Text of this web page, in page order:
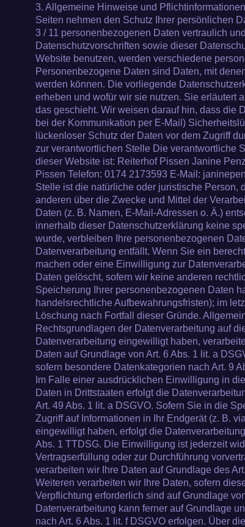
3. Allgemeine Hinweise und
Seiten nehmen den Schutz Ihrer persönlichen
3 / 11 personenbezogenen Daten vertraulich
Datenschutzvorschriften sowie dieser
Website benutzen, werden verschiedene
Personenbezogene Daten sind Daten, mit
werden können. Die vorliegende
erheben und wofür wir sie nutzen. Sie erläutert
das geschieht. Wir weisen darauf hin, dass die
bei der Kommunikation per E-Mail)
lückenloser Schutz der Daten vor dem Zugriff
zur verantwortlichen Stelle Die verantwortliche
dieser Website ist: Reiterhof Pissen Janine
Pissen Telefon: 0174 2173593 E-Mail:
Stelle ist die natürliche oder juristische Person,
anderen über die Zwecke und Mittel der
Daten (z. B. Namen, E-Mail-Adressen o. Ä.)
innerhalb dieser Datenschutzerklärung keine
wurde, verbleiben Ihre personenbezogenen
Datenverarbeitung entfällt. Wenn Sie ein
machen oder eine Einwilligung zur
Daten gelöscht, sofern wir keine anderen
Speicherung Ihrer personenbezogenen Daten
handelsrechtliche Aufbewahrungsfristen); im
Löschung nach Fortfall dieser Gründe.
Rechtsgrundlagen der Datenverarbeitung auf
Datenverarbeitung eingewilligt haben,
Daten auf Grundlage von Art. 6 Abs. 1 lit. a
sofern besondere Datenkategorien nach Art. 9
Im Falle einer ausdrücklichen Einwilligung in
Daten in Drittstaaten erfolgt die
Art. 49 Abs. 1 lit. a DSGVO. Sofern Sie in die
Zugriff auf Informationen in Ihr Endgerät (z. B.
eingewilligt haben, erfolgt die
Abs. 1 TTDSG. Die Einwilligung ist jederzeit
Vertragserfüllung oder zur Durchführung
verarbeiten wir Ihre Daten auf Grundlage des
Weiteren verarbeiten wir Ihre Daten, sofern
Verpflichtung erforderlich sind auf Grundlage
Datenverarbeitung kann ferner auf Grundlage
nach Art. 6 Abs. 1 lit. f DSGVO erfolgen. Über